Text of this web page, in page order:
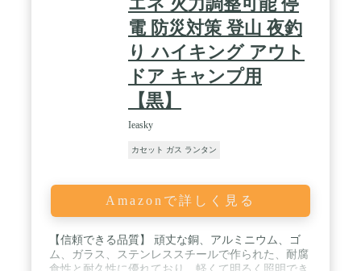
電 防災対策 登山 夜釣
り ハイキング アウト
ドア キャンプ用
【黒】
Ieasky
カセット ガス ランタン
Amazonで詳しく見る
【信頼できる品質】 頑丈な銅、アルミニウム、ゴ
ム、ガラス、ステンレススチールで作られた、耐腐